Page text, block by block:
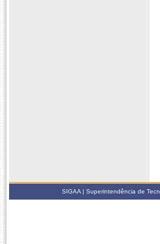
SIGAA | Superintendência de